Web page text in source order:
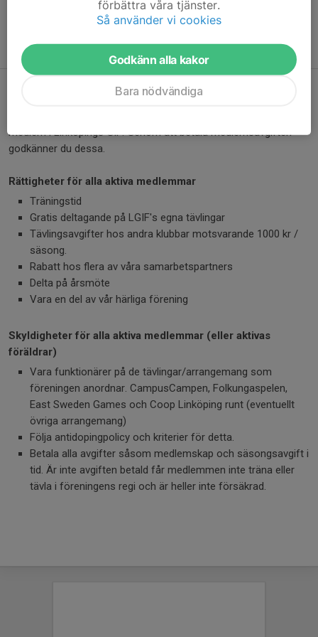
För att ta del av förmåner så visar du medlemskortet som finns
i appen Svenskalag.
Rättigheter och skyldigheter för medlemmar
medlem i Linköpings GIF. Genom att betala medlemsavgiften
godkänner du dessa.
Rättigheter för alla aktiva medlemmar
Träningstid
Gratis deltagande på LGIF's egna tävlingar
Tävlingsavgifter hos andra klubbar motsvarande 1000 kr /
säsong.
Rabatt hos flera av våra samarbetspartners
Delta på årsmöte
Vara en del av vår härliga förening
Skyldigheter för alla aktiva medlemmar (eller aktivas
föräldrar)
Vara funktionärer på de tävlingar/arrangemang som
föreningen anordnar. CampusCampen, Folkungaspelen,
East Sweden Games och Coop Linköping runt (eventuellt
övriga arrangemang)
Följa antidopingpolicy och kriterier för detta.
Betala alla avgifter såsom medlemskap och säsongsavgift i
tid. Är inte avgiften betald får medlemmen inte träna eller
tävla i föreningens regi och är heller inte försäkrad.
förbättra våra tjänster.
Så använder vi cookies
Godkänn alla kakor
Bara nödvändiga